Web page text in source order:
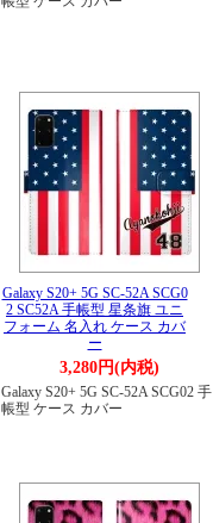
Galaxy S20+ 5G SC-52A SCG0
2 SC52A 手帳型 星条旗 ユニ
フォーム 名入れ ケース カバ
ー
3,280円(内税)
Galaxy S20+ 5G SC-52A SCG02 手
帳型 ケース カバー